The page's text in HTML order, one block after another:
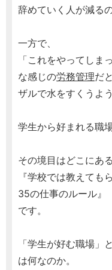
辞めていく人が減る
一方で、
「これをやってしま
な感じの労務管理だと
ザルで水をすくうよ
学生から好まれる職
その境目はどこにあ
『学校では教えても
35の仕事のルール』
です。
「学生が好む職場」
は何なのか。